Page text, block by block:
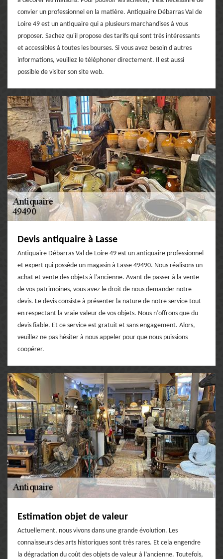
convier un professionnel en la matière. Antiquaire Débarras Val de
Loire 49 est un antiquaire qui a plusieurs marchandises à vous
proposer. Sachez qu'il propose des tarifs qui sont très intéressants
et accessibles à toutes les bourses. Si vous avez besoin d'autres
informations, veuillez le téléphoner directement. Il est aussi
possible de visiter son site web.
Devis antiquaire à Lasse
Antiquaire Débarras Val de Loire 49 est un antiquaire professionnel
et expert qui possède un magasin à Lasse 49490. Nous réalisons un
achat et vente des objets à l’ancienne. Avant de passer à la vente
de vos patrimoines, vous avez le droit de nous demander notre
devis. Le devis consiste à présenter la nature de notre service tout
en respectant la vraie valeur de vos objets. Nous n’offrons que du
devis fiable. Et ce service est gratuit et sans engagement. Alors,
veuillez ne pas hésiter à nous appeler pour que nous puissions
coopérer.
Estimation objet de valeur
Actuellement, nous vivons dans une grande évolution. Les
connaisseurs des arts historiques sont très rares. Et cela engendre
la dégradation du coût des objets de valeur à l’ancienne. Toutefois,